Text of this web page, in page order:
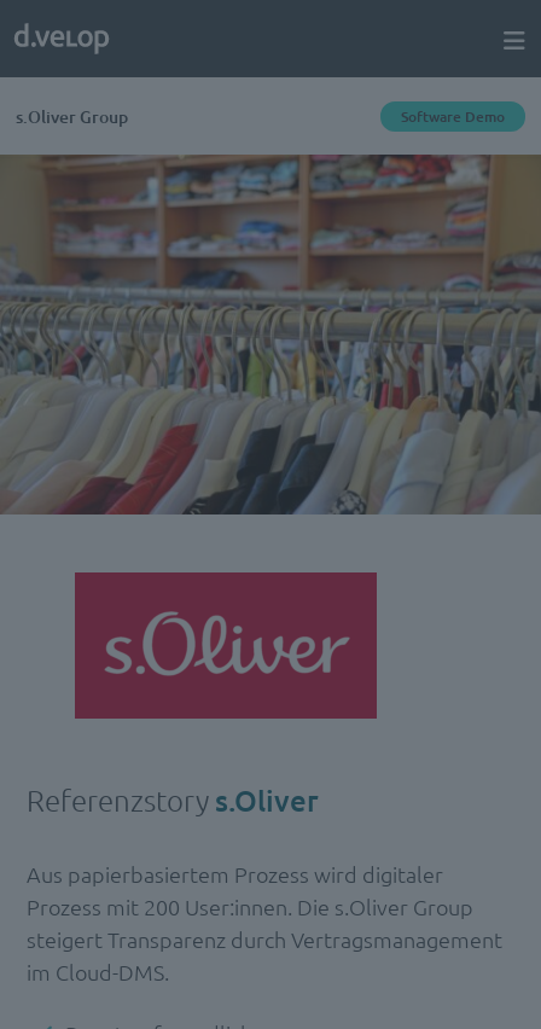
s.Oliver Group Software Demo
Referenzstory s.Oliver
Aus papierbasiertem Prozess wird digitaler
Prozess mit 200 User:innen. Die s.Oliver Group
steigert Transparenz durch Vertragsmanagement
im Cloud-DMS.